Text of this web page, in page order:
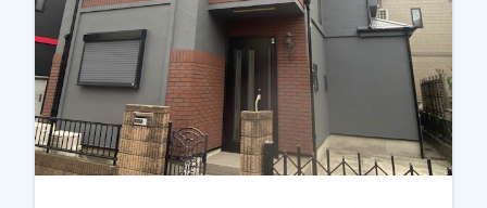
が、特に「近所で施工していたお宅のように綺麗
にしてほしい」というご希望が強く、今回も同じ
職人が担当して施工させていただくことになりま
した。外壁の色決めについては、カラーシミュレ
ーションをいくつかご確認いただき、最終的にお
住まいの雰囲気に合う色をお選びいただきまし
た。施工後は「とても綺麗に仕上がりました」と